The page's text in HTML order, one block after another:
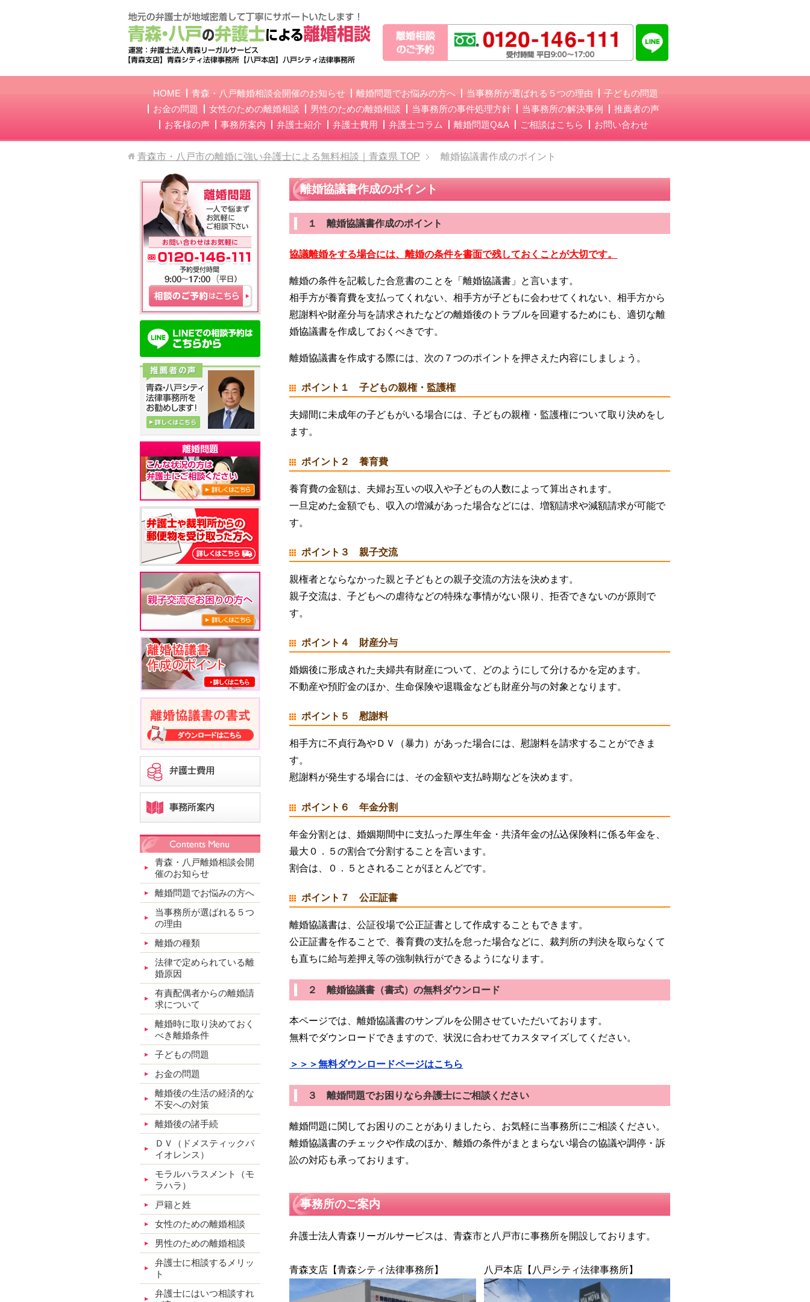
HOME 青森・八戸離婚相談会開催のお知らせ 離婚問題でお悩みの方へ 当事務所が選ばれる５つの理由
子どもの問題
お金の問題
女性のための離婚相談 男性のための離婚相談 当事務所の事件処理方針 当事務所の解決事例
推薦者の声
お客様の声
事務所案内 弁護士紹介 弁護士費用 弁護士コラム 離婚問題Q&A ご相談はこちら お問い合わせ
青森市・八戸市の離婚に強い弁護士による無料相談｜青森県 TOP 離婚協議書作成のポイント
離婚協議書作成のポイント
１ 離婚協議書作成のポイント
協議離婚をする場合には、離婚の条件を書面で残しておくことが大切です。
離婚の条件を記載した合意書のことを「離婚協議書」と言います。
相手方が養育費を支払ってくれない、相手方が子どもに会わせてくれない、相手方から
慰謝料や財産分与を請求されたなどの離婚後のトラブルを回避するためにも、適切な離
婚協議書を作成しておくべきです。
離婚協議書を作成する際には、次の７つのポイントを押さえた内容にしましょう。
ポイント１ 子どもの親権・監護権
夫婦間に未成年の子どもがいる場合には、子どもの親権・監護権について取り決めをし
ます。
ポイント２ 養育費
養育費の金額は、夫婦お互いの収入や子どもの人数によって算出されます。
一旦定めた金額でも、収入の増減があった場合などには、増額請求や減額請求が可能で
す。
ポイント３ 親子交流
親権者とならなかった親と子どもとの親子交流の方法を決めます。
親子交流は、子どもへの虐待などの特殊な事情がない限り、拒否できないのが原則で
す。
ポイント４ 財産分与
婚姻後に形成された夫婦共有財産について、どのようにして分けるかを定めます。
不動産や預貯金のほか、生命保険や退職金なども財産分与の対象となります。
ポイント５ 慰謝料
相手方に不貞行為やＤＶ（暴力）があった場合には、慰謝料を請求することができま
す。
慰謝料が発生する場合には、その金額や支払時期などを決めます。
ポイント６ 年金分割
年金分割とは、婚姻期間中に支払った厚生年金・共済年金の払込保険料に係る年金を、
最大０．５の割合で分割することを言います。
割合は、０．５とされることがほとんどです。
ポイント７ 公正証書
離婚協議書は、公証役場で公正証書として作成することもできます。
公正証書を作ることで、養育費の支払を怠った場合などに、裁判所の判決を取らなくて
も直ちに給与差押え等の強制執行ができるようになります。
２ 離婚協議書（書式）の無料ダウンロード
本ページでは、離婚協議書のサンプルを公開させていただいております。
無料でダウンロードできますので、状況に合わせてカスタマイズしてください。
＞＞＞無料ダウンロードページはこちら
３ 離婚問題でお困りなら弁護士にご相談ください
離婚問題に関してお困りのことがありましたら、お気軽に当事務所にご相談ください。
離婚協議書のチェックや作成のほか、離婚の条件がまとまらない場合の協議や調停・訴
訟の対応も承っております。
事務所のご案内
弁護士法人青森リーガルサービスは、青森市と八戸市に事務所を開設しております。
青森支店【青森シティ法律事務所】 八戸本店【八戸シティ法律事務所】
青森・八戸離婚相談会開
催のお知らせ
離婚問題でお悩みの方へ
当事務所が選ばれる５つ
の理由
離婚の種類
法律で定められている離
婚原因
有責配偶者からの離婚請
求について
離婚時に取り決めておく
べき離婚条件
子どもの問題
お金の問題
離婚後の生活の経済的な
不安への対策
離婚後の諸手続
ＤＶ（ドメスティックバ
イオレンス）
モラルハラスメント（モ
ラハラ）
戸籍と姓
女性のための離婚相談
男性のための離婚相談
弁護士に相談するメリッ
ト
弁護士にはいつ相談すれ